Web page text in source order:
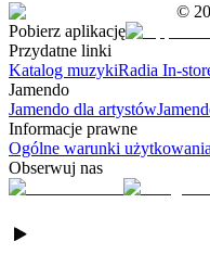
©
Pobierz aplikację
Przydatne linki
Katalog muzykiRadia In-
Jamendo
Jamendo dla artystów
Informacje prawne
Ogólne warunki użytkowania
Obserwuj nas